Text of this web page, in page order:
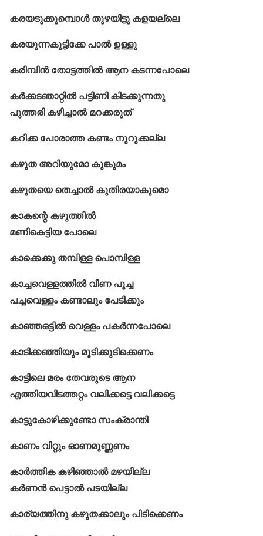
കരയടുക്കുമ്പൊൾ തുഴയിട്ടു കളയല്ലെ
കരയുന്നകുട്ടിക്കേ പാൽ ഉള്ളു
കരിമ്പിൻ തോട്ടത്തില്‍ ആന കടന്നപോലെ
കര്‍ക്കടഞാറ്റിൽ പട്ടിണി കിടക്കുന്നതു
പുത്തരി കഴിച്ചാൽ മറക്കരുത്
കറിക്ക പോരാത്ത കണ്ടം നുറുക്കല്ല
കഴുത അറിയുമോ കുങ്കുമം
കഴുതയെ തെച്ചാൽ കുതിരയാകുമൊ
കാകന്റെ കഴുത്തിൽ
മണികെട്ടിയ പോലെ
കാക്കെക്കു തമ്പിള്ള പൊമ്പിള്ള
കാച്ചവെള്ളത്തിൽ വീണ പൂച്ച
പച്ചവെള്ളം കണ്ടാലും പേടിക്കും
കാഞ്ഞഒട്ടിൽ വെള്ളം പകർന്നപോലെ
കാടിക്കഞ്ഞിയും മൂടിക്കുടിക്കെണം
കാട്ടിലെ മരം തേവരുടെ ആന
എത്തിയവിടത്തറ്റം വലിക്കട്ടെ വലിക്കട്ടെ
കാട്ടുകോഴിക്കുണ്ടോ സംക്രാന്തി
കാണം വിറ്റും ഓണമുണ്ണണം
കാര്‍ത്തിക കഴിഞ്ഞാൽ മഴയില്ല
കര്‍ണന്‍ പെട്ടാൽ പടയില്ല
കാര്യത്തിനു കഴുതക്കാലും പിടിക്കെണം